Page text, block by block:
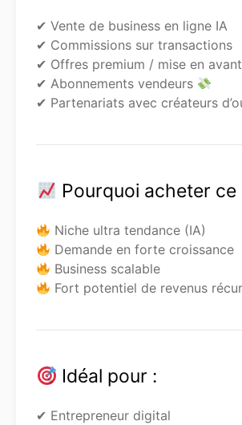
✔ Vente de business en ligne IA
✔ Commissions sur transactions
✔ Offres premium / mise en avant
✔ Abonnements vendeurs
✔ Partenariats avec créateurs
Pourquoi acheter ce
Niche ultra tendance (IA)
Demande en forte croissance
Business scalable
Fort potentiel de revenus
Idéal pour :
✔ Entrepreneur digital